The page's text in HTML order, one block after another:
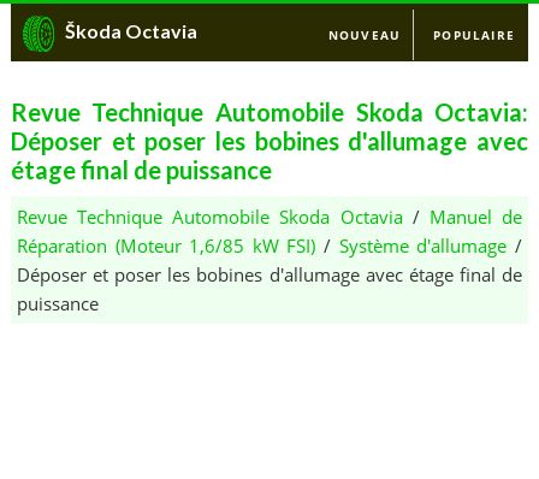
Škoda Octavia NOUVEAU POPULAIRE
Revue Technique Automobile Skoda Octavia:
Déposer et poser les bobines d'allumage avec
étage final de puissance
Revue Technique Automobile Skoda Octavia/ Manuel de
Réparation (Moteur 1,6/85 kW FSI) / Système d'allumage /
Déposer et poser les bobines d'allumage avec étage final de
puissance